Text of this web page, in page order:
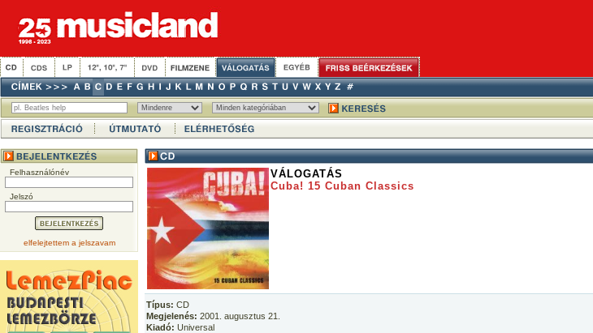
Felhasználónév
Jelszó
elfelejtettem a jelszavam
VÁLOGATÁS
Cuba! 15 Cuban Classics
Típus: CD
Megjelenés: 2001. augusztus 21.
Kiadó: Universal